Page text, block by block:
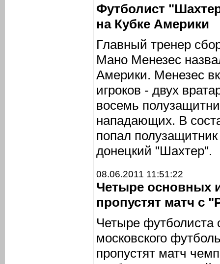
Футболист
на Кубке Америки
Главный тренер
Мано Менезес
Америки. Менезес
игроков - двух
восемь
нападающих. В
попал
донецкий "Шахтер".
08.06.2011 11:51:22
Четыре основных
пропустят матч с
Четыре футболиста
московского
пропустят матч